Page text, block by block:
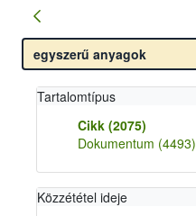
Tartalomtípus
Cikk (2075)
Dokumentum (4493)
Közzététel ideje